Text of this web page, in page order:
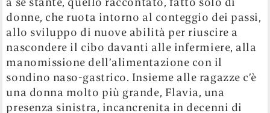
donne, che ruota intorno al conteggio dei passi,
allo sviluppo di nuove abilità per riuscire a
nascondere il cibo davanti alle infermiere, alla
manomissione dell’alimentazione con il
sondino naso-gastrico. Insieme alle ragazze c’è
una donna molto più grande, Flavia, una
presenza sinistra, incancrenita in decenni di